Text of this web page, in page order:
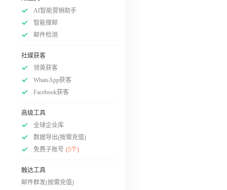
AI智能营销助手
智能搜邮
邮件检测
社媒获客
领英获客
WhatsApp获客
Facebook获客
高级工具
全球企业库
数据导出(按需充值)
免费子账号 (5个)
触达工具
邮件群发(按需充值)